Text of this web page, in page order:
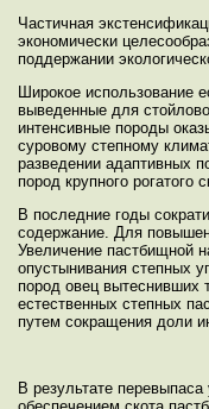
Частичная
экономически
поддержании
Широкое использование
выведенные для
интенсивные породы
суровому степному
разведении адаптивных
пород крупного рогатого
В последние годы
содержание. Для
Увеличение пастбищной
опустынивания степных
пород овец вытеснивших
естественных степных
путем сокращения доли
В результате